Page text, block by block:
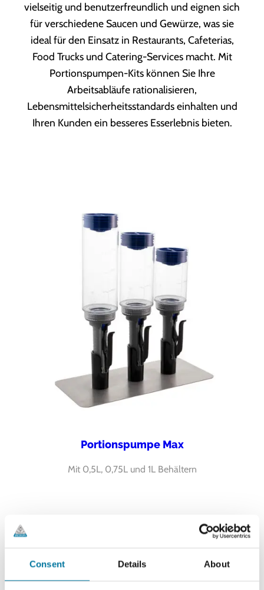
Consent Details About
vielseitig und benutzerfreundlich und eignen sich
für verschiedene Saucen und Gewürze, was sie
ideal für den Einsatz in Restaurants, Cafeterias,
Food Trucks und Catering-Services macht. Mit
Portionspumpen-Kits können Sie Ihre
Arbeitsabläufe rationalisieren,
Lebensmittelsicherheitsstandards einhalten und
Ihren Kunden ein besseres Esserlebnis bieten.
Portionspumpe Max
Mit 0,5L, 0,75L und 1L Behältern